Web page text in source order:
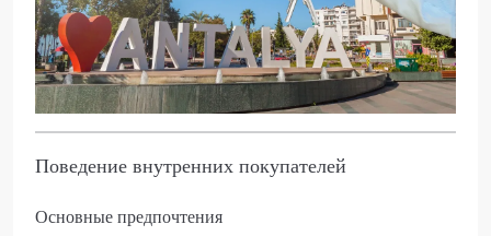
Поведение внутренних покупателей
Основные предпочтения